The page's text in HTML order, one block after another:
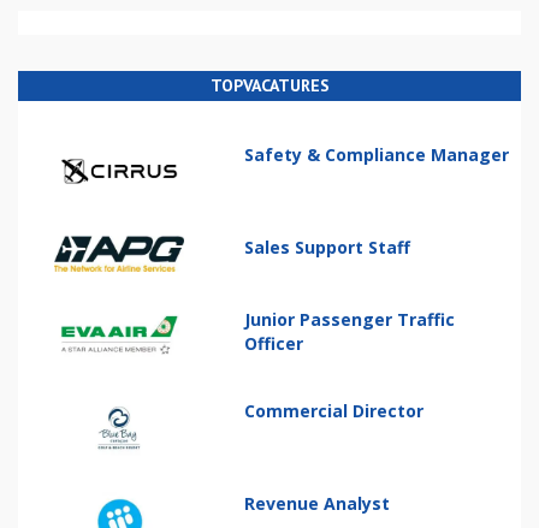
TOPVACATURES
Safety & Compliance Manager
Sales Support Staff
Junior Passenger Traffic
Officer
Commercial Director
Revenue Analyst